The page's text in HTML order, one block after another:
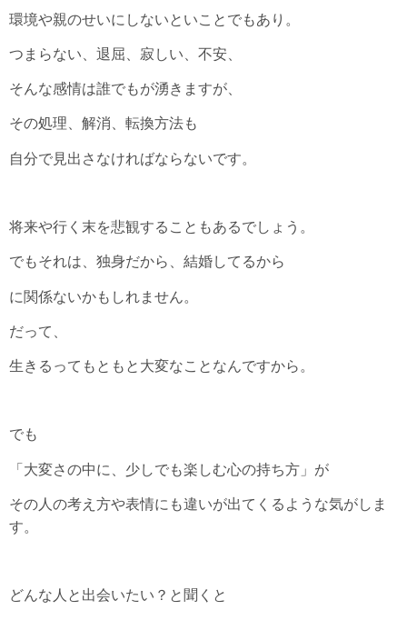
環境や親のせいにしないといことでもあり。
つまらない、退屈、寂しい、不安、
そんな感情は誰でもが湧きますが、
その処理、解消、転換方法も
自分で見出さなければならないです。
将来や行く末を悲観することもあるでしょう。
でもそれは、独身だから、結婚してるから
に関係ないかもしれません。
だって、
生きるってもともと大変なことなんですから。
でも
「大変さの中に、少しでも楽しむ心の持ち方」が
その人の考え方や表情にも違いが出てくるような気がしま
す。
どんな人と出会いたい？と聞くと